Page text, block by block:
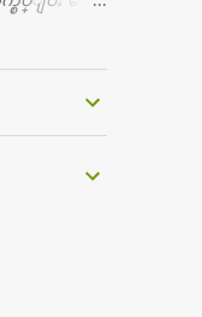
ေယာ
ာသာေရး
ဆုိ တစ္လ
ာင္းမွာဆုိ
ယ့္ကို ဘာ
စတယ္။
ဟင္ဂ်ာလူထု
ညီမ်ား မရ